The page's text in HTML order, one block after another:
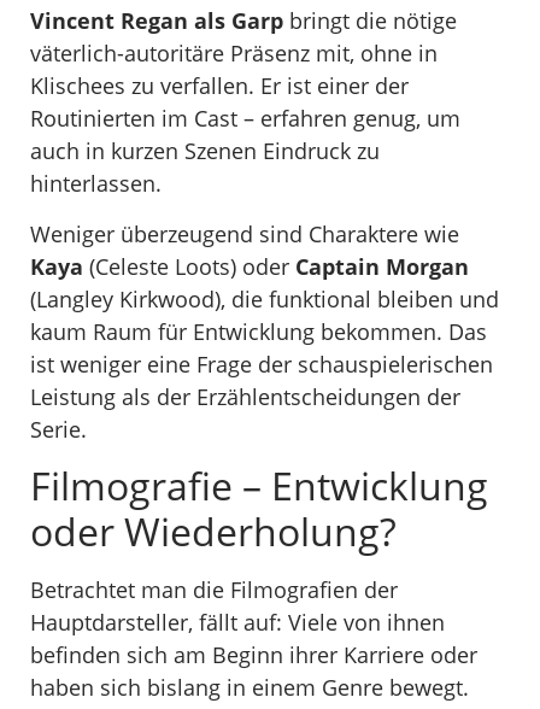
Vincent Regan als Garp bringt die nötige
väterlich-autoritäre Präsenz mit, ohne in
Klischees zu verfallen. Er ist einer der
Routinierten im Cast – erfahren genug, um
auch in kurzen Szenen Eindruck zu
hinterlassen.
Weniger überzeugend sind Charaktere wie
Kaya (Celeste Loots) oder Captain Morgan
(Langley Kirkwood), die funktional bleiben und
kaum Raum für Entwicklung bekommen. Das
ist weniger eine Frage der schauspielerischen
Leistung als der Erzählentscheidungen der
Serie.
Filmografie – Entwicklung
oder Wiederholung?
Betrachtet man die Filmografien der
Hauptdarsteller, fällt auf: Viele von ihnen
befinden sich am Beginn ihrer Karriere oder
haben sich bislang in einem Genre bewegt.